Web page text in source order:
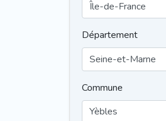
Département
Commune